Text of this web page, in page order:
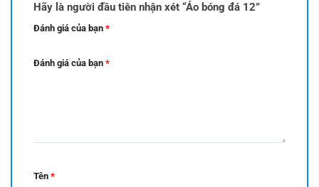
Hãy là người đầu tiên nhận xét “Áo bóng đá 12”
Đánh giá của bạn *
Đánh giá của bạn *
Tên *